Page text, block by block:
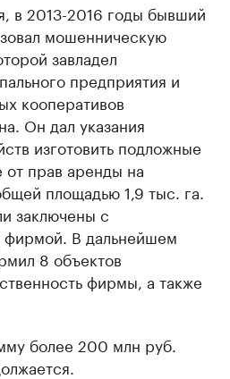
в 2013-2016 годы бывший
мошенническую
завладел
предприятия и
кооперативов
Он дал указания
изготовить подложные
от прав аренды на
площадью 1,9 тыс. га.
заключены с
фирмой. В дальнейшем
8 объектов
фирмы, а также
более 200 млн руб.